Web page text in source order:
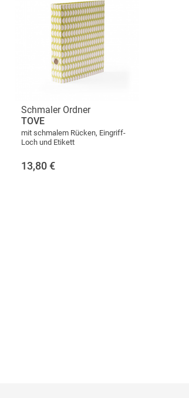
Schmaler Ordner
TOVE
mit schmalem Rücken, Eingriff-
Loch und Etikett
13,80 €